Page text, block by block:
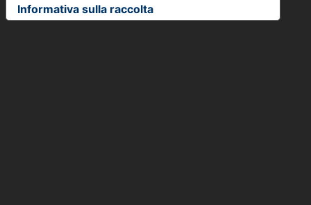
Informativa sulla raccolta